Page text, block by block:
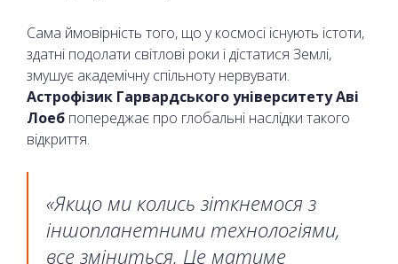
Сама ймовірність того, що у космосі існують істоти,
здатні подолати світлові роки і дістатися Землі,
змушує академічну спільноту нервувати.
Астрофізик Гарвардського університету Аві
Лоеб попереджає про глобальні наслідки такого
відкриття.
«Якщо ми колись зіткнемося з
іншопланетними технологіями,
все зміниться. Це матиме